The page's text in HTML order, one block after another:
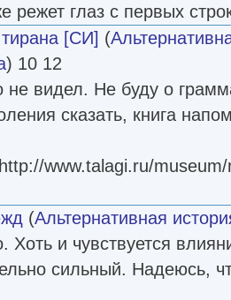
режет глаз с первых
[СИ] (
) 10 12
не видел. Не буду о
сказать, книга
www.talagi.ru/
(Альтернативная
Хоть и чувствуется
сильный. Надеюсь,